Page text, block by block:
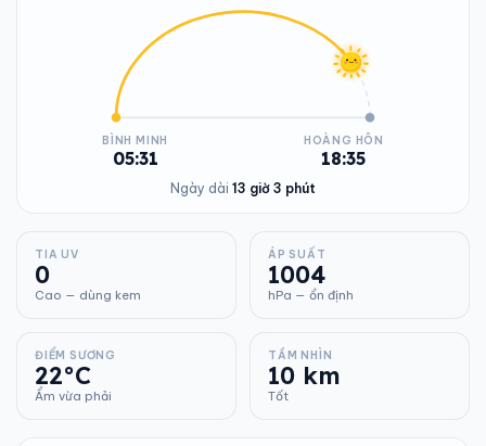
BÌNH MINH
05:31
HOÀNG HÔN
18:35
Ngày dài 13 giờ 3 phút
TIA UV
0
Cao — dùng kem
ÁP SUẤT
1004
hPa — ổn định
ĐIỂM SƯƠNG
22°C
Ẩm vừa phải
TẦM NHÌN
10 km
Tốt